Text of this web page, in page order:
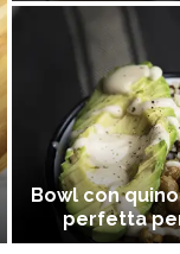
Bowl con
perfetta